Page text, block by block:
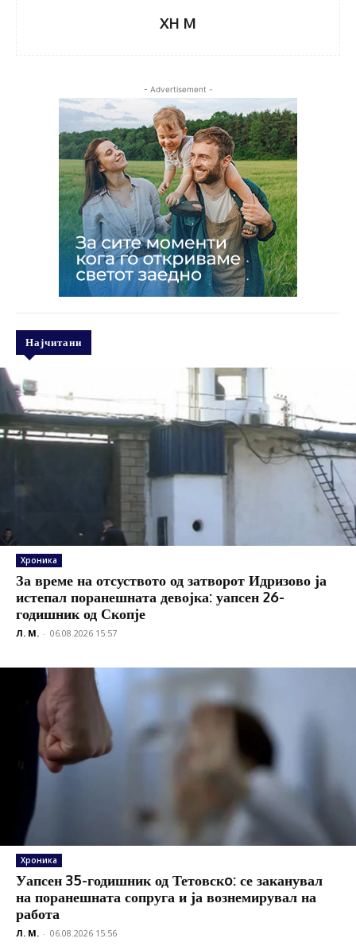
XH M
- Advertisement -
Најчитани
Хроника
За време на отсуството од затворот Идризово ја
истепал поранешната девојка: уапсен 26-
годишник од Скопје
Л. М. - 06.08.2026 15:57
Хроника
Уапсен 35-годишник од Тетовскo: се заканувал
на поранешната сопруга и ја вознемирувал на
работа
Л. М. - 06.08.2026 15:56